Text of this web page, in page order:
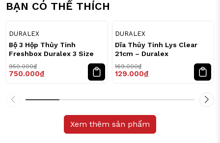
BẠN CÓ THỂ THÍCH
DURALEX
Bộ 3 Hộp Thủy Tinh
Freshbox Duralex 3 Size
950.000₫
750.000₫
DURALEX
Dĩa Thủy Tinh Lys Clear
21cm – Duralex
169.000₫
129.000₫
Xem thêm sản phẩm